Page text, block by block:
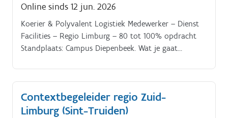
Online sinds 12 jun. 2026
Koerier & Polyvalent Logistiek Medewerker – Dienst
Facilities – Regio Limburg – 80 tot 100% opdracht
Standplaats: Campus Diepenbeek. Wat je gaat
transportopdrachten tussen verschillende campussen
en externe locaties.
Contextbegeleider regio Zuid-
Limburg (Sint-Truiden)